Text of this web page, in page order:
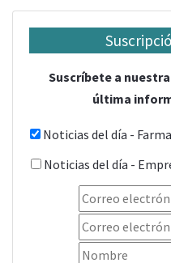
Suscríbete a
última
Noticias del día -
Noticias del día -